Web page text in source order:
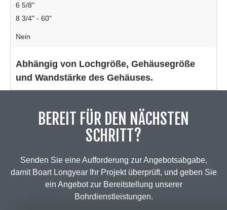
6 5/8"
8 3/4" - 60"
Nein
Abhängig von Lochgröße, Gehäusegröße
und Wandstärke des Gehäuses.
BEREIT FÜR DEN NÄCHSTEN
SCHRITT?
Senden Sie eine Aufforderung zur Angebotsabgabe,
damit Boart Longyear Ihr Projekt überprüft, und geben Sie
ein Angebot zur Bereitstellung unserer
Bohrdienstleistungen.